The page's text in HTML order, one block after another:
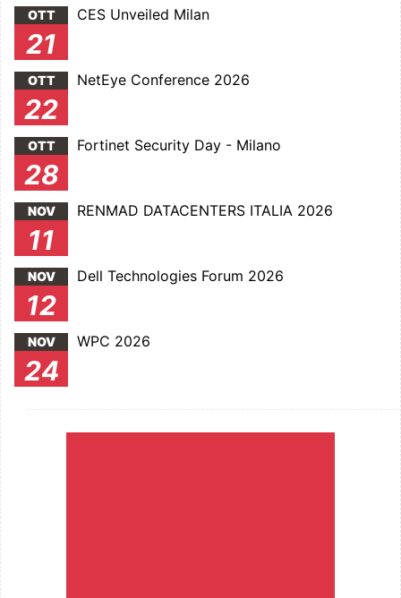
OTT
21
CES Unveiled Milan
OTT
22
NetEye Conference 2026
OTT
28
Fortinet Security Day - Milano
NOV
11
RENMAD DATACENTERS ITALIA 2026
NOV
12
Dell Technologies Forum 2026
NOV
24
WPC 2026